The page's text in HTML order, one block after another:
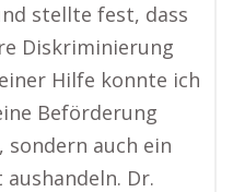
stellte fest, dass
Diskriminierung
Hilfe konnte ich
Beförderung
sondern auch ein
Dr.